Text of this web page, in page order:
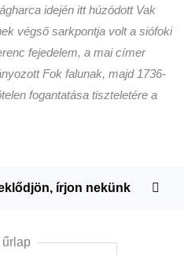
idején itt húzódott Vak
végső sarkpontja volt a siófoki
fejedelem, a mai címer
Fok falunak, majd 1736-
fogantatása tiszteletére a
írjon nekünk